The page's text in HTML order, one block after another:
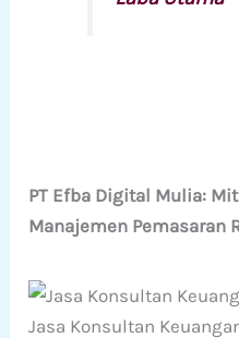
PT Efba Digital Mulia:
Manajemen Pemasaran
Jasa Konsultan